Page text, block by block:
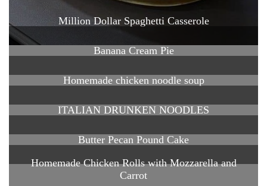
Million Dollar Spaghetti Casserole
Banana Cream Pie
Homemade chicken noodle soup
ITALIAN DRUNKEN NOODLES
Butter Pecan Pound Cake
Homemade Chicken Rolls with Mozzarella and
Carrot